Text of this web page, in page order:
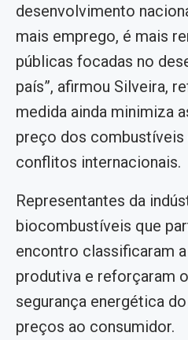
desenvolvimento
mais emprego, é mais
públicas focadas no
país”, afirmou Silveira,
medida ainda minimiza
preço dos combustíveis
conflitos internacionais.
Representantes da
biocombustíveis que
encontro classificaram
produtiva e reforçaram
segurança energética
preços ao consumidor.